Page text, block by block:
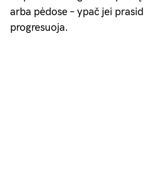
arba pėdose – ypač jei
progresuoja.